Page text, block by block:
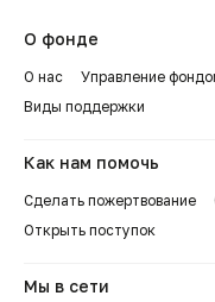
О фонде
О нас Управление
Виды поддержки
Как нам помочь
Сделать пожертвование
Открыть поступок
Мы в сети